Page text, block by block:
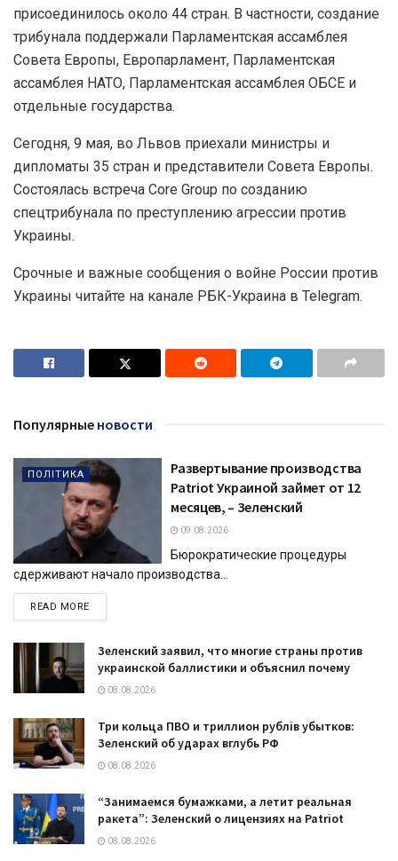
присоединилось около 44 стран. В частности, создание
трибунала поддержали Парламентская ассамблея
Совета Европы, Европарламент, Парламентская
ассамблея НАТО, Парламентская ассамблея ОБСЕ и
отдельные государства.
Сегодня, 9 мая, во Львов приехали министры и
дипломаты 35 стран и представители Совета Европы.
Состоялась встреча Core Group по созданию
спецтрибунала по преступлению агрессии против
Украины.
Срочные и важные сообщения о войне России против
Украины читайте на канале РБК-Украина в Telegram.
Популярные новости
ПОЛІТИКА
Развертывание производства
Patriot Украиной займет от 12
месяцев, – Зеленский
09.08.2026
Бюрократические процедуры
сдерживают начало производства...
READ MOREDETAILS
Зеленский заявил, что многие страны против
украинской баллистики и объяснил почему
08.08.2026
Три кольца ПВО и триллион рублів убытков:
Зеленский об ударах вглубь РФ
08.08.2026
“Занимаемся бумажками, а летит реальная
ракета”: Зеленский о лицензиях на Patriot
08.08.2026